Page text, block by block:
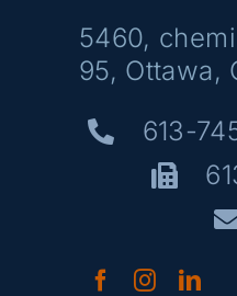
5460,
95, Ottawa,
613-